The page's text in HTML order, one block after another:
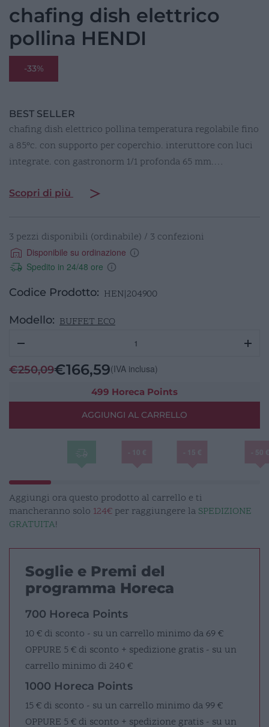
chafing dish elettrico
pollina HENDI
-33%
BEST SELLER
chafing dish elettrico pollina temperatura regolabile fino
a 85°c. con supporto per coperchio. interuttore con luci
integrate. con gastronorm 1/1 profonda 65 mm.…
Scopri di più
3 pezzi disponibili (ordinabile) / 3 confezioni
Disponibile su ordinazione
Spedito in 24/48 ore
Codice Prodotto: HEN|204900
Modello: BUFFET ECO
elettrico
pollina
quantità
€250,09€166,59(IVA inclusa)
499 Horeca Points
AGGIUNGI AL CARRELLO
Aggiungi ora questo prodotto al carrello e ti
mancheranno solo 124€ per raggiungere la SPEDIZIONE
GRATUITA!
Soglie e Premi del
programma Horeca
700 Horeca Points
10 € di sconto - su un carrello minimo da 69 €
OPPURE 5 € di sconto + spedizione gratis - su un
carrello minimo di 240 €
1000 Horeca Points
15 € di sconto - su un carrello minimo da 99 €
OPPURE 5 € di sconto + spedizione gratis - su un